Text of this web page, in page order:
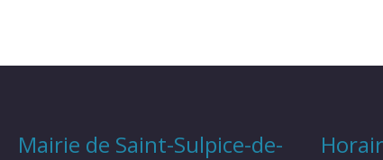
Mairie de Saint-Sulpice-de-